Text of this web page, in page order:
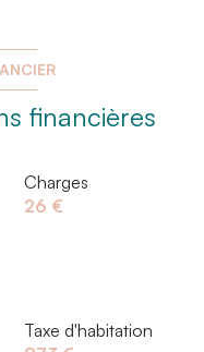
financières
Charges
26 €
Taxe d'habitation